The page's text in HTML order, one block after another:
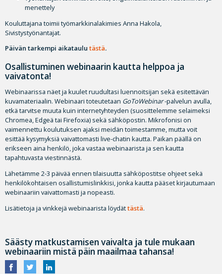
menettely
Kouluttajana toimii työmarkkinalakimies Anna Hakola,
Sivistystyönantajat.
Päivän tarkempi aikataulu tästä.
Osallistuminen webinaarin kautta helppoa ja
vaivatonta!
Webinaarissa näet ja kuulet ruudultasi luennoitsijan sekä esitettävän
kuvamateriaalin. Webinaari toteutetaan GoToWebinar-palvelun avulla,
etkä tarvitse muuta kuin internetyhteyden (suosittelemme selaimeksi
Chromea, Edgeä tai Firefoxia) sekä sähköpostin. Mikrofonisi on
vaimennettu koulutuksen ajaksi meidän toimestamme, mutta voit
esittää kysymyksiä vaivattomasti live-chatin kautta. Paikan päällä on
erikseen aina henkilö, joka vastaa webinaarista ja sen kautta
tapahtuvasta viestinnästä.
Lähetämme 2-3 päivää ennen tilaisuutta sähköpostitse ohjeet sekä
henkilökohtaisen osallistumislinkkisi, jonka kautta pääset kirjautumaan
webinaariin vaivattomasti ja nopeasti.
Lisätietoja ja vinkkejä webinaarista löydättästä.
Säästy matkustamisen vaivalta ja tule mukaan
webinaariin mistä päin maailmaa tahansa!